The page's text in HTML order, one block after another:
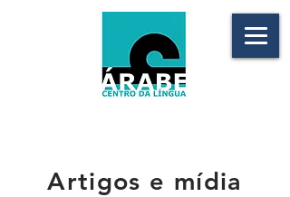
Artigos e mídia